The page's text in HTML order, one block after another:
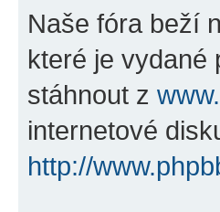
Naše fóra beží
které je vydané
stáhnout z
internetové
http://